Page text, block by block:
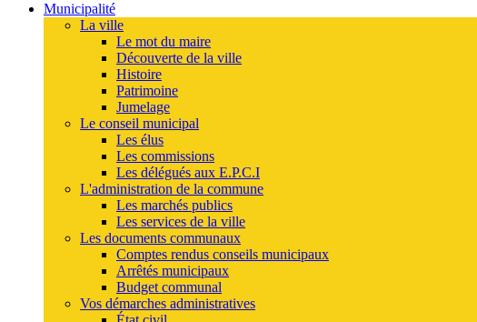
Municipalité
La ville
Le mot du maire
Découverte de la ville
Histoire
Patrimoine
Jumelage
Le conseil municipal
Les élus
Les commissions
Les délégués aux E.P.C.I
L'administration de la commune
Les marchés publics
Les services de la ville
Les documents communaux
Comptes rendus conseils municipaux
Arrêtés municipaux
Budget communal
Vos démarches administratives